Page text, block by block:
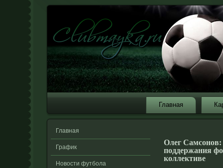
Главная
Главная
График
Новости футбола
Олег
поддержания
коллективе